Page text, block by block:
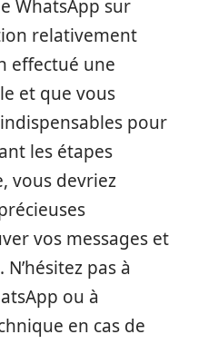
WhatsApp sur
relativement
effectué une
et que vous
pour
les étapes
vous devriez
vos messages et
pas à
ou à
en cas de